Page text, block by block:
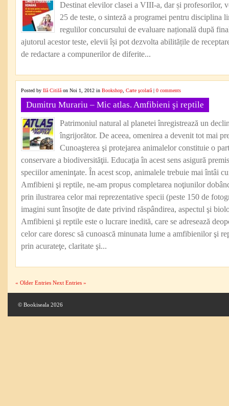
Destinat elevilor clasei a VIII-a, dar și profesorilor,
25 de teste, o sinteză a programei pentru disciplina
regulilor concursului de evaluare națională după
ajutorul acestor teste, elevii își pot dezvolta abilitățile de
de redactare a compunerilor de diferite...
Posted by Ilă Citilă on Noi 1, 2012 in Bookshop Carte şcolară | 0 comments
Dumitru Murariu – Mic atlas. Amfibieni şi reptile
Patrimoniul natural al planetei înregistrează un
îngrijorător. De aceea, omenirea a devenit tot mai
Cunoaşterea şi protejarea animalelor constituie o
conservare a biodiversităţii. Educaţia în acest sens asigură
speciilor ameninţate. În acest scop, animalele trebuie mai întâi
Amfibieni şi reptile, ne-am propus completarea noţiunilor
prin ilustrarea celor mai reprezentative specii (peste 150 de
imagini sunt însoţite de date privind răspândirea, aspectul şi
Amfibieni şi reptile este o lucrare inedită, care se adresează
celor care doresc să cunoască minunata lume a amfibienilor şi
prin acurateţe, claritate şi...
« Older Entries Next Entries »
© Bookiseala 2026